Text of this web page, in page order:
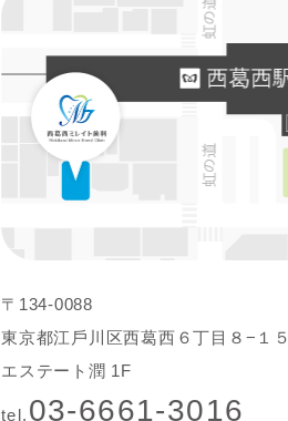
〒134-0088
東京都江⼾川区⻄葛⻄６丁⽬８−１５
エステート潤 1F
tel. 03-6661-3016